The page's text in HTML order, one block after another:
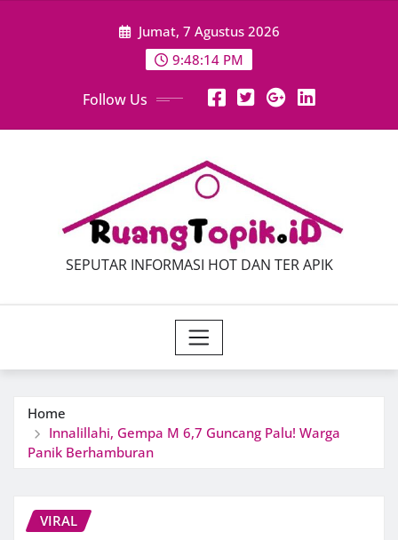
Jumat, 7 Agustus 2026
9:48:15 PM
Follow Us
SEPUTAR INFORMASI HOT DAN TER APIK
Home
Innalillahi, Gempa M 6,7 Guncang Palu! Warga
Panik Berhamburan
VIRAL